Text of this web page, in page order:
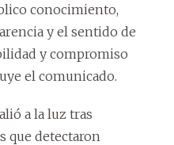
conocimiento,
y el sentido de
y compromiso
el comunicado.
a la luz tras
que detectaron